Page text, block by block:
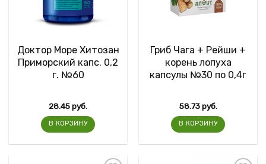
Доктор Море Хитозан
Приморский капс. 0,2
г. №60
28.45руб.
В КОРЗИНУ
Гриб Чага + Рейши +
корень лопуха
капсулы №30 по 0,4г
58.73руб.
В КОРЗИНУ